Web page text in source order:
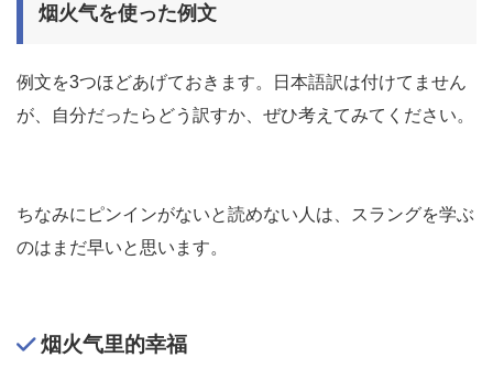
烟火气を使った例文
例文を3つほどあげておきます。日本語訳は付けてません
が、自分だったらどう訳すか、ぜひ考えてみてください。
ちなみにピンインがないと読めない人は、スラングを学ぶ
のはまだ早いと思います。
烟火气里的幸福